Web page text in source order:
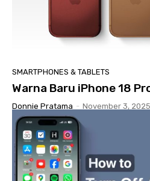
SMARTPHONES & TABLETS
Warna Baru iPhone 18
Donnie Pratama - November 3, 2025